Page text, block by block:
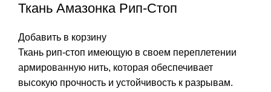
Ткань Амазонка Рип-Стоп
Добавить в корзину
Ткань рип-стоп имеющую в своем переплетении
армированную нить, которая обеспечивает
высокую прочность и устойчивость к разрывам.